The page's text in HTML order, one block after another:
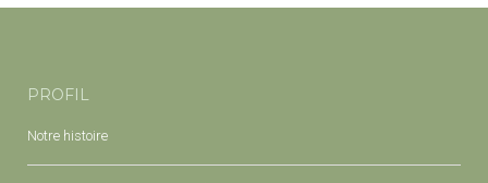
PROFIL
Notre histoire